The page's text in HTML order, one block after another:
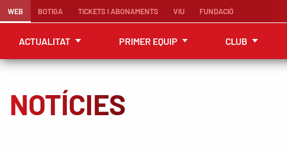
WEB BOTIGA TICKETS I ABONAMENTS VIU FUNDACIÓ
ACTUALITAT PRIMER EQUIP CLUB
NOTÍCIES